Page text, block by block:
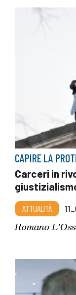
CAPIRE LA
Carceri in
ATTUALITÀ
Romano